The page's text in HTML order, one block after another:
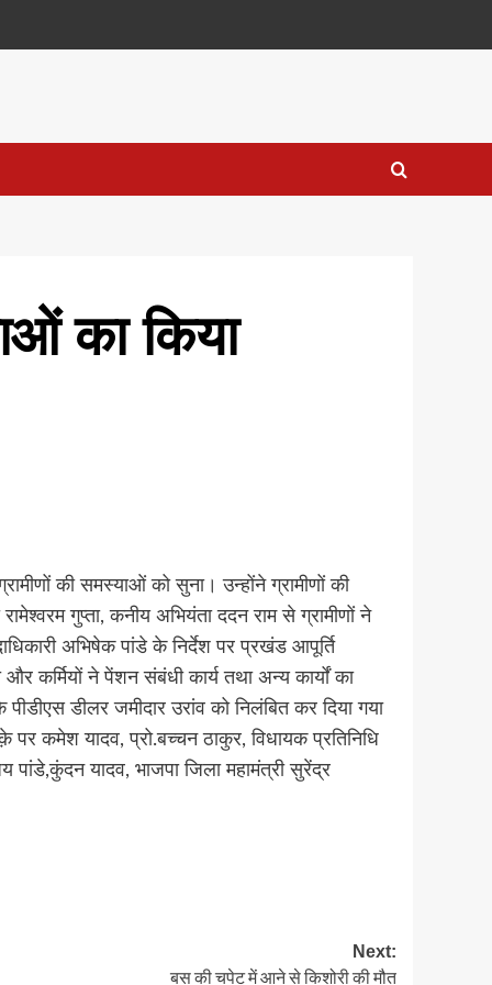
का किया
की समस्याओं को सुना। उन्होंने ग्रामीणों की
गुप्ता, कनीय अभियंता ददन राम से ग्रामीणों ने
अभिषेक पांडे के निर्देश पर प्रखंड आपूर्ति
कर्मियों ने पेंशन संबंधी कार्य तथा अन्य कार्यों का
डीलर जमीदार उरांव को निलंबित कर दिया गया
कमेश यादव, प्रो.बच्चन ठाकुर, विधायक प्रतिनिधि
पांडे,कुंदन यादव, भाजपा जिला महामंत्री सुरेंद्र
Next:
बस की चपेट में आने से किशोरी की मौत